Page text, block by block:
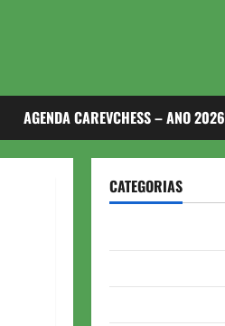
AGENDA CAREVCHESS – ANO 2026
CATEGORIAS